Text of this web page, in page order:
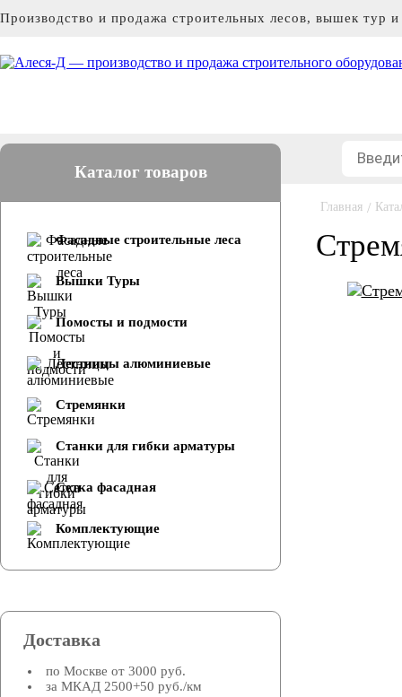
Производство и продажа строительных лесов, вышек тур
Каталог товаров
Фасадные строительные леса
Вышки Туры
Помосты и подмости
Лестницы алюминиевые
Стремянки
Cтанки для гибки арматуры
Сетка фасадная
Комплектующие
Доставка
по Москве от 3000 руб.
за МКАД 2500+50 руб./км
Главная /